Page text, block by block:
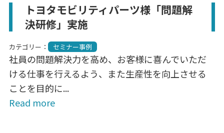
トヨタモビリティパーツ様「問題解
決研修」実施
カテゴリー： セミナー事例
社員の問題解決力を高め、お客様に喜んでいただ
ける仕事を行えるよう、また生産性を向上させる
ことを目的に...
Read more